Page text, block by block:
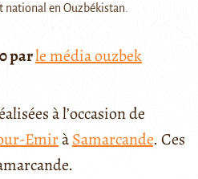
national en Ouzbékistan.
parle média ouzbek
à l’occasion de
EmiràSamarcande. Ces